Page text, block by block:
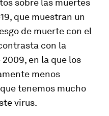
sobre las muertes
que muestran un
de muerte con el
con la
en la que los
menos
tenemos mucho
virus.